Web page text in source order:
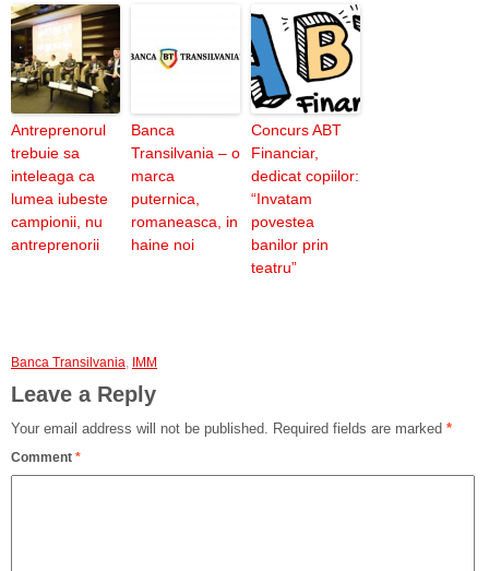
Antreprenorul
trebuie sa
inteleaga ca
lumea iubeste
campionii, nu
antreprenorii
Banca
Transilvania – o
marca
puternica,
romaneasca, in
haine noi
Concurs ABT
Financiar,
dedicat copiilor:
“Invatam
povestea
banilor prin
teatru”
Banca Transilvania, IMM
Leave a Reply
Your email address will not be published. Required fields are marked *
Comment *